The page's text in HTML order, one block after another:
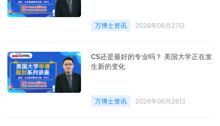
万博士资讯 2026年06月27日
CS还是最好的专业吗？ 美国大学正在发
生新的变化
万博士资讯 2026年06月26日